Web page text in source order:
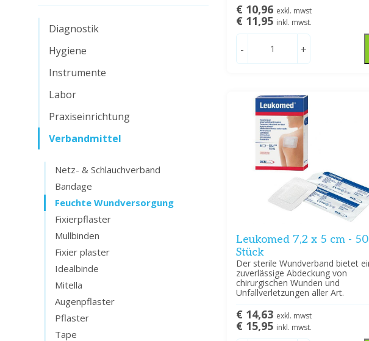
Diagnostik
Hygiene
Instrumente
Labor
Praxiseinrichtung
Verbandmittel
Netz- & Schlauchverband
Bandage
Feuchte Wundversorgung
Fixierpflaster
Mullbinden
Fixier plaster
Idealbinde
Mitella
Augenpflaster
Pflaster
Tape
€ 10,96 exkl. mwst
€ 11,95 inkl. mwst.
- +
Leukomed 7,2 x 5 cm - 50
Stück
Der sterile Wundverband bietet
zuverlässige Abdeckung von
chirurgischen Wunden und
Unfallverletzungen aller Art.
€ 14,63 exkl. mwst
€ 15,95 inkl. mwst.